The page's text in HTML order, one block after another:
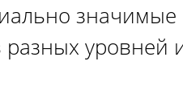
уровней